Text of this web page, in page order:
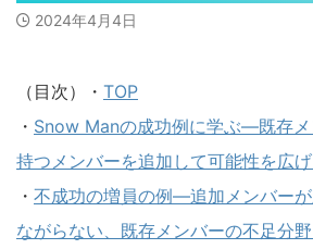
2024年4月4日
（目次）・ TOP
・ Snow Manの成功例に学ぶ―既存
持つメンバーを追加して可能性を広
・ 不成功の増員の例―追加メンバー
ながらない、既存メンバーの不足分